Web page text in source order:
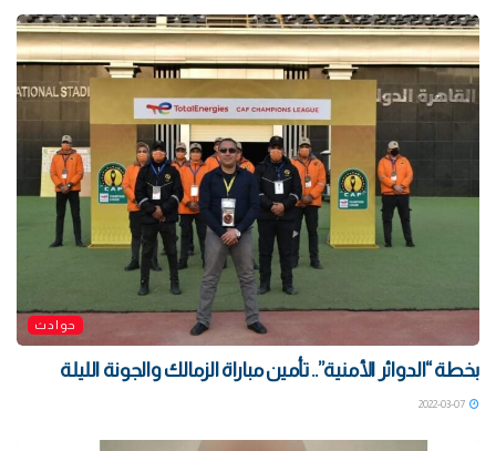
حوادث
بخطة “الدوائر الأمنية”.. تأمين مباراة الزمالك والجونة الليلة